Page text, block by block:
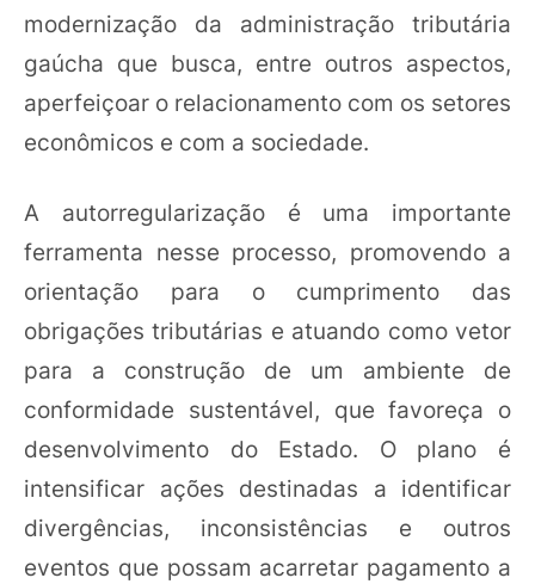
modernização da administração tributária
gaúcha que busca, entre outros aspectos,
aperfeiçoar o relacionamento com os setores
econômicos e com a sociedade.
A autorregularização é uma importante
ferramenta nesse processo, promovendo a
orientação para o cumprimento das
obrigações tributárias e atuando como vetor
para a construção de um ambiente de
conformidade sustentável, que favoreça o
desenvolvimento do Estado. O plano é
intensificar ações destinadas a identificar
divergências, inconsistências e outros
eventos que possam acarretar pagamento a